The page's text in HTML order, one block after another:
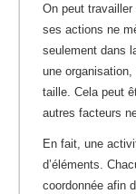
On peut
ses actions ne
seulement dans
une
taille. Cela peut
autres facteurs
En fait, une
d’éléments.
coordonnée afin